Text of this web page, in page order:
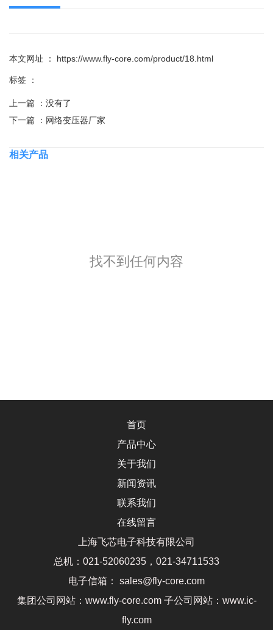
本文网址 ： https://www.fly-core.com/product/18.html
标签 ：
上一篇 ： 没有了
下一篇 ： 网络变压器厂家
相关产品
找不到任何内容
首页
产品中心
关于我们
新闻资讯
联系我们
在线留言
上海飞芯电子科技有限公司
总机：021-52060235，021-34711533
电子信箱： sales@fly-core.com
集团公司网站：www.fly-core.com 子公司网站：www.ic-
fly.com